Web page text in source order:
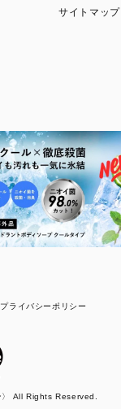
サイトマップ
プライバシーポリシー
All Rights Reserved.